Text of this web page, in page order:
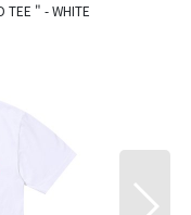
TEE " - WHITE